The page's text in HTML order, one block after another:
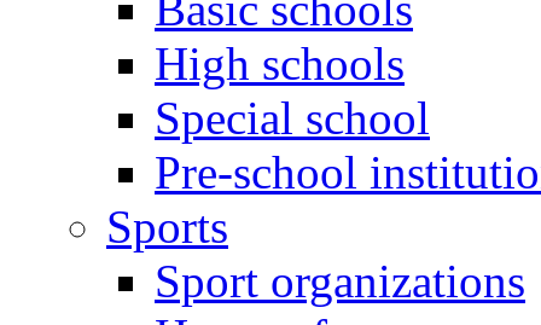
High schools
Special school
Pre-school
Sports
Sport organizations